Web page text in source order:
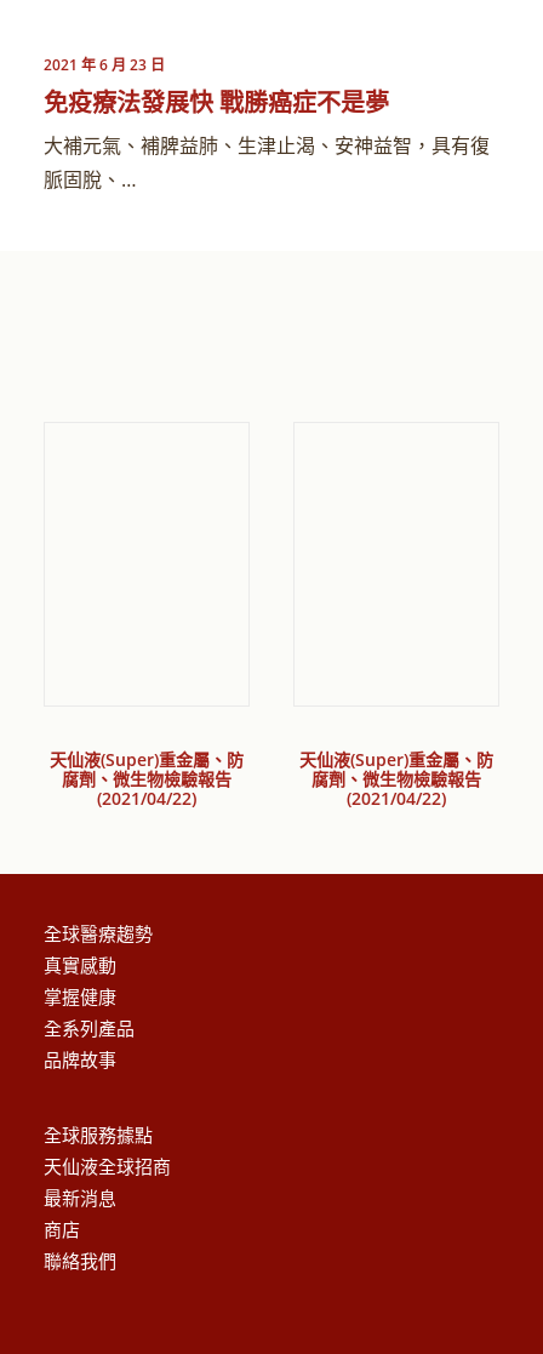
2021 年 6 月 23 日
免疫療法發展快 戰勝癌症不是夢
大補元氣、補脾益肺、生津止渴、安神益智，具有復
脈固脫、…
天仙液(Super)重金屬、防
腐劑、微生物檢驗報告
(2021/04/22)
天仙液(Super)重金屬、防
腐劑、微生物檢驗報告
(2021/04/22)
全球醫療趨勢
真實感動
掌握健康
全系列產品
品牌故事
全球服務據點
天仙液全球招商
最新消息
商店
聯絡我們